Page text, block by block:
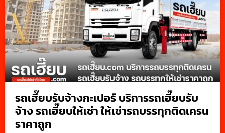
รถเฮี๊ยบรับจ้างกะเปอร์ บริการรถเฮี๊ยบรับ
จ้าง รถเฮี๊ยบให้เช่า ให้เช่ารถบรรทุกติดเครน
ราคาถูก